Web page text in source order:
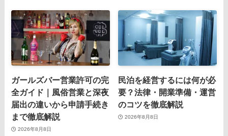
ガールズバー営業許可の完
全ガイド｜風俗営業と深夜
届出の違いから申請手続き
まで徹底解説
2026年8月8日
民泊を経営するには何が必
要？法律・開業準備・運営
のコツを徹底解説
2026年8月8日